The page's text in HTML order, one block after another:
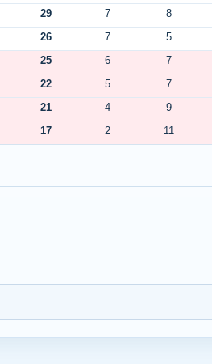
29 7 8
26 7 5
25 6 7
22 5 7
21 4 9
17 2 11